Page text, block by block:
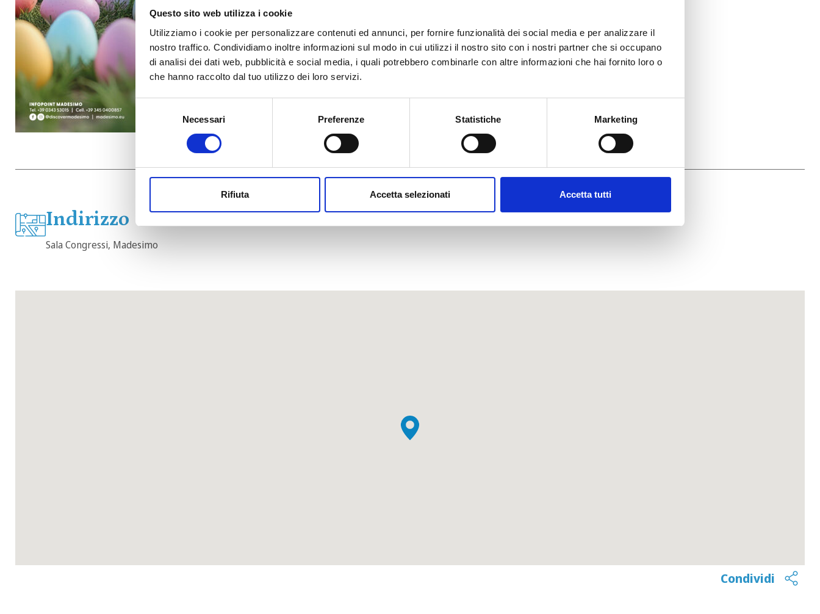
Questo sito web utilizza i cookie
Utilizziamo i cookie per personalizzare contenuti ed annunci, per fornire funzionalità dei social media e per analizzare il
nostro traffico. Condividiamo inoltre informazioni sul modo in cui utilizzi il nostro sito con i nostri partner che si occupano
di analisi dei dati web, pubblicità e social media, i quali potrebbero combinarle con altre informazioni che hai fornito loro o
che hanno raccolto dal tuo utilizzo dei loro servizi.
Selezione
consenso
Necessari Preferenze Statistiche Marketing
Rifiuta Accetta selezionati Accetta tutti
Indirizzo
Sala Congressi, Madesimo
Condividi